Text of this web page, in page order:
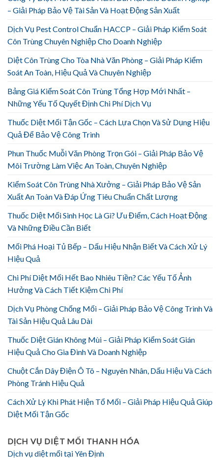
– Giải Pháp Bảo Vệ Tài Sản Và Hoạt Động Sản Xuất
Dịch Vụ Pest Control Chuẩn HACCP – Giải Pháp Kiểm Soát
Côn Trùng Chuyên Nghiệp Cho Doanh Nghiệp
Diệt Côn Trùng Cho Tòa Nhà Văn Phòng – Giải Pháp Kiểm
Soát An Toàn, Hiệu Quả Và Chuyên Nghiệp
Bảng Giá Kiểm Soát Côn Trùng Tổng Hợp Mới Nhất –
Những Yếu Tố Quyết Định Chi Phí Dịch Vụ
Thuốc Diệt Mối Tận Gốc – Cách Lựa Chọn Và Sử Dụng Hiệu
Quả Để Bảo Vệ Công Trình
Phun Thuốc Muỗi Văn Phòng Trọn Gói – Giải Pháp Bảo Vệ
Môi Trường Làm Việc An Toàn, Chuyên Nghiệp
Kiểm Soát Côn Trùng Nhà Xưởng – Giải Pháp Bảo Vệ Sản
Xuất An Toàn Và Đáp Ứng Tiêu Chuẩn Chất Lượng
Thuốc Diệt Mối Sinh Học Là Gì? Ưu Điểm, Cách Hoạt Động
Và Những Điều Cần Biết
Mối Phá Hoại Tủ Bếp – Dấu Hiệu Nhận Biết Và Cách Xử Lý
Hiệu Quả
Chi Phí Diệt Mối Hết Bao Nhiêu Tiền? Các Yếu Tố Ảnh
Hưởng Và Cách Tiết Kiệm Chi Phí
Dịch Vụ Phòng Chống Mối – Giải Pháp Bảo Vệ Công Trình Và
Tài Sản Hiệu Quả Lâu Dài
Thuốc Diệt Gián Không Mùi – Giải Pháp Kiểm Soát Gián
Hiệu Quả Cho Gia Đình Và Doanh Nghiệp
Chuột Cắn Dây Điện Ô Tô – Nguyên Nhân, Dấu Hiệu Và Cách
Phòng Tránh Hiệu Quả
Cách Xử Lý Khi Phát Hiện Tổ Mối – Giải Pháp Hiệu Quả Giúp
Diệt Mối Tận Gốc
DỊCH VỤ DIỆT MỐI THANH HÓA
Dịch vụ diệt mối tại Yên Định